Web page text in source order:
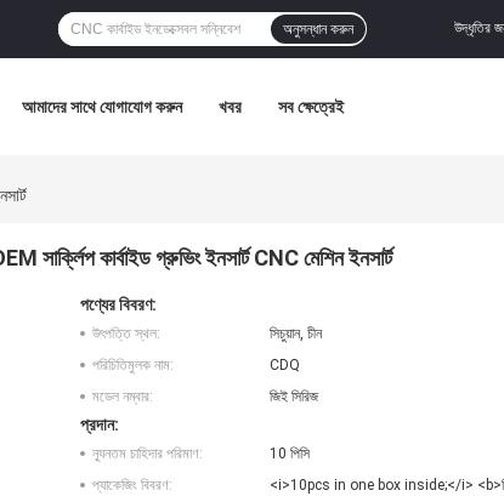
উদ্ধৃতির
অনুসন্ধান করুন
আমাদের সাথে যোগাযোগ করুন খবর সব ক্ষেত্রেই
কার্বাইড গ্রুভিং ইনসার্ট CNC মেশিন ইনসার্ট
পণ্যের বিবরণ:
উৎপত্তি স্থল:
সিচুয়ান, চীন
পরিচিতিমুলক নাম:
CDQ
মডেল নম্বার:
জিই সিরিজ
প্রদান:
ন্যূনতম চাহিদার পরিমাণ:
10 পিসি
প্যাকেজিং বিবরণ:
<i>10pcs in one box inside;</i>